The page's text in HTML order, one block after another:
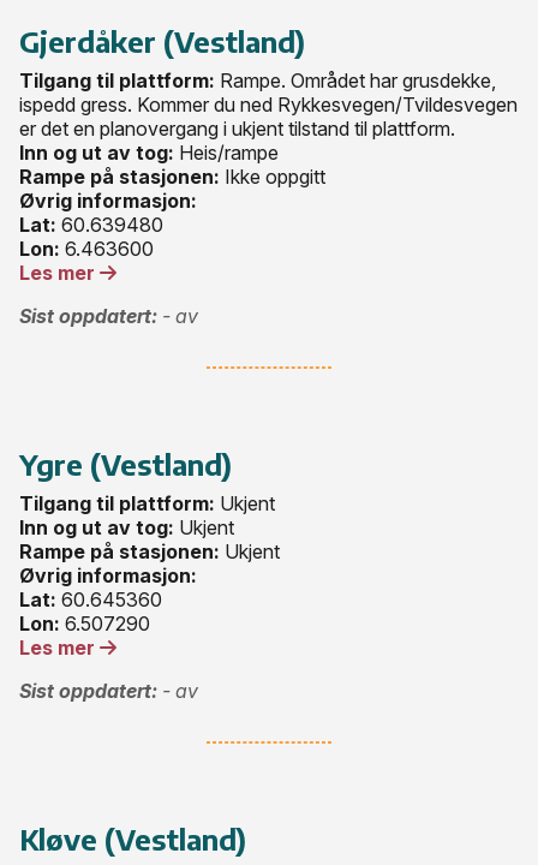
Gjerdåker (Vestland)
Tilgang til plattform: Rampe. Området har grusdekke,
ispedd gress. Kommer du ned Rykkesvegen/Tvildesvegen
er det en planovergang i ukjent tilstand til plattform.
Inn og ut av tog: Heis/rampe
Rampe på stasjonen: Ikke oppgitt
Øvrig informasjon:
Lat: 60.639480
Lon: 6.463600
Les mer
Sist oppdatert: - av
Ygre (Vestland)
Tilgang til plattform: Ukjent
Inn og ut av tog: Ukjent
Rampe på stasjonen: Ukjent
Øvrig informasjon:
Lat: 60.645360
Lon: 6.507290
Les mer
Sist oppdatert: - av
Kløve (Vestland)